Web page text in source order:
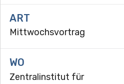
ART
Mittwochsvortrag
WO
Zentralinstitut für